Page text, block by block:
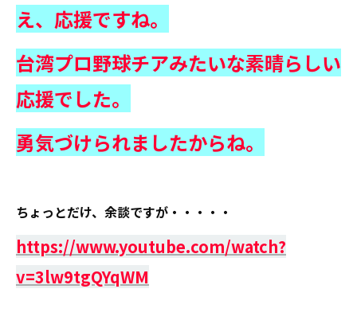
え、応援ですね。
台湾プロ野球チアみたいな素晴らしい
応援でした。
勇気づけられましたからね。
ちょっとだけ、余談ですが・・・・・
https://www.youtube.com/watch?
v=3lw9tgQYqWM